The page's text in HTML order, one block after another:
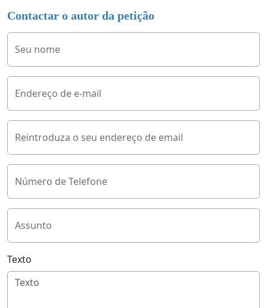
Contactar o autor da petição
Seu nome
Endereço de e-mail
Reintroduza o seu endereço de email
Número de Telefone
Assunto
Texto